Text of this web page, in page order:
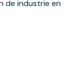
de industrie en